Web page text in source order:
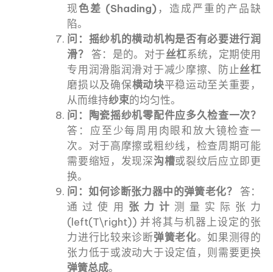
现色差 (Shading) ，造成严重的产品缺
陷。
问：摇纱机的横动机构是否有必要进行润
滑？
答：是的。对于丝杠系统，定期使用
专用润滑脂润滑对于减少摩擦、防止丝杠
磨损以及确保横动块平稳运动至关重要，
从而维持纱束的均匀性。
问：陶瓷摇纱机零配件应多久检查一次？
答：应至少每周用肉眼和放大镜检查一
次。对于高摩擦或粗纱线，检查周期可能
需要缩短，发现深沟槽或裂纹后应立即更
换。
问：如何诊断张力器中的弹簧老化？
答：
通过使用 张力计 测量实际张力
(left(T\right)) 并将其与机器上设定的张
力进行比较来诊断弹簧老化。如果测得的
张力低于或波动大于设定值，则需要更换
弹簧总成。